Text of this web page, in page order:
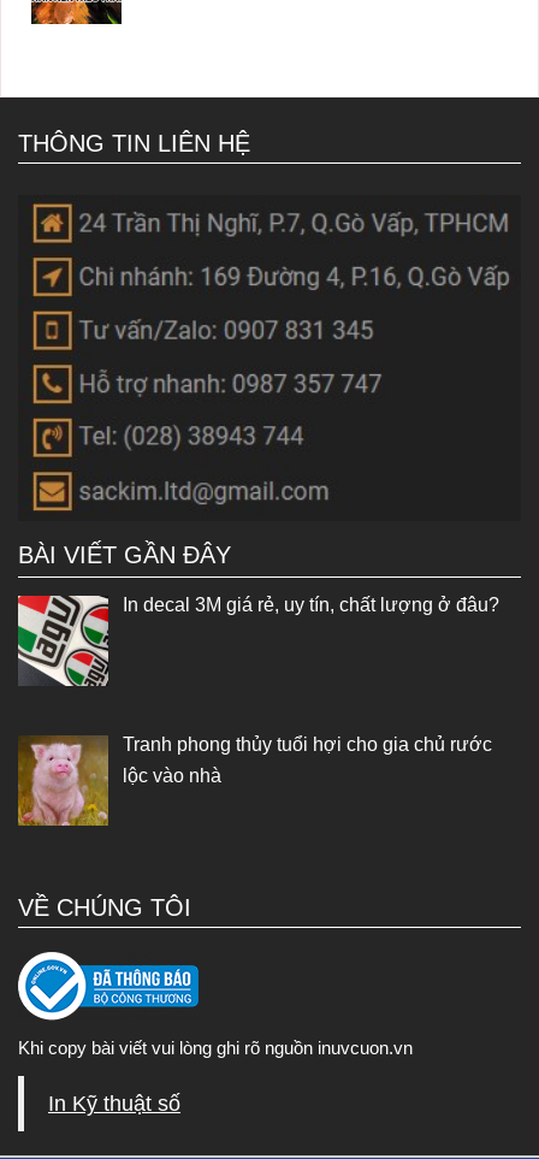
THÔNG TIN LIÊN HỆ
BÀI VIẾT GẦN ĐÂY
In decal 3M giá rẻ, uy tín, chất lượng ở đâu?
Tranh phong thủy tuổi hợi cho gia chủ rước
lộc vào nhà
VỀ CHÚNG TÔI
Khi copy bài viết vui lòng ghi rõ nguồn inuvcuon.vn
In Kỹ thuật số